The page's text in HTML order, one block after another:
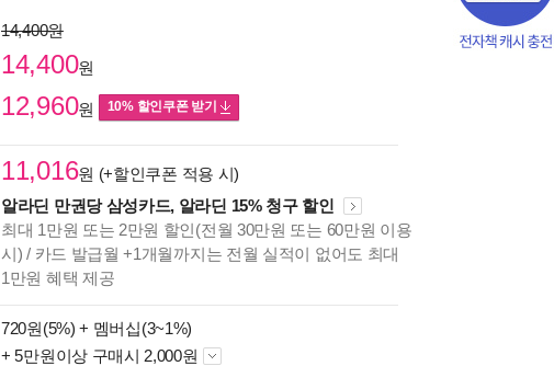
미리보기
입니다.
14,400원
14,400원
12,960원 10% 할인쿠폰 받기
11,016원 (+할인쿠폰 적용 시)
알라딘 만권당 삼성카드, 알라딘 15% 청구 할인
최대 1만원 또는 2만원 할인(전월 30만원 또는 60만원 이용
시) / 카드 발급월 +1개월까지는 전월 실적이 없어도 최대
1만원 혜택 제공
720원(5%) + 멤버십(3~1%)
+ 5만원이상 구매시 2,000원